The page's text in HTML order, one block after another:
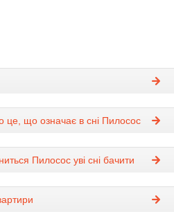
це, що означає в сні Пилосос
Пилосос уві сні бачити